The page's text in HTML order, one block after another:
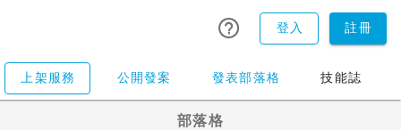
登入 註冊
上架服務 公開發案 發表部落格 技能誌
部落格